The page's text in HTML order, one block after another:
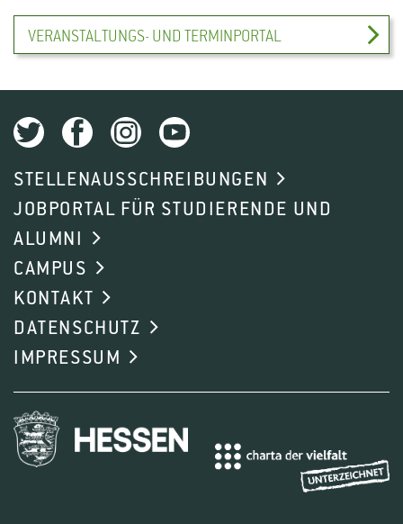
VERANSTALTUNGS- UND TERMINPORTAL
STELLENAUSSCHREIBUNGEN
JOBPORTAL FÜR STUDIERENDE UND
ALUMNI
CAMPUS
KONTAKT
DATENSCHUTZ
IMPRESSUM